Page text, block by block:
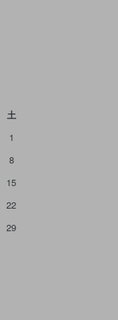
土
1
8
15
22
29